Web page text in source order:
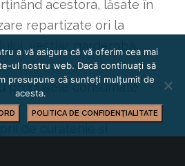
acestora, lăsate în
repartizate ori la
vestiar, garderobă,
produsele consumate
a vă asigura că vă oferim cea mai
ul nostru web. Dacă continuați să
presupune că sunteți mulțumit de
acesta.
POLITICA DE CONFIDENȚIALITATE